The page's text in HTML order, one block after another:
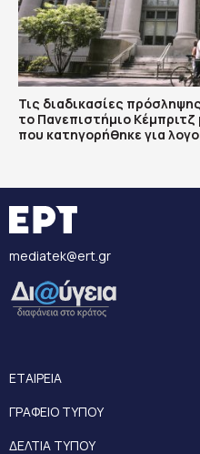
Τις διαδικασίες
το Πανεπιστήμιο
που κατηγορήθηκε για
mediatek@ert.gr
ΕΤΑΙΡΕΙΑ
ΓΡΑΦΕΙΟ ΤΥΠΟΥ
ΔΕΛΤΙΑ ΤΥΠΟΥ